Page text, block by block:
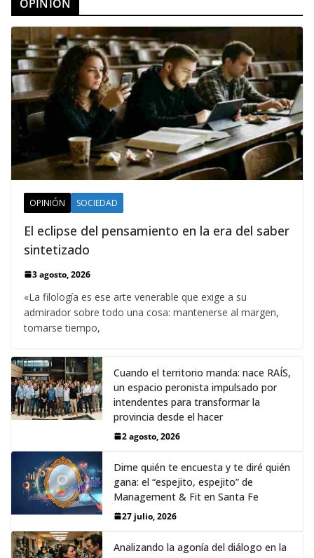
OPINION
OPINIÓN SOCIEDAD
El eclipse del pensamiento en la era del saber
sintetizado
3 agosto, 2026
«La filología es ese arte venerable que exige a su
admirador sobre todo una cosa: mantenerse al margen,
tomarse tiempo,
Cuando el territorio manda: nace RAÍS,
un espacio peronista impulsado por
intendentes para transformar la
provincia desde el hacer
2 agosto, 2026
Dime quién te encuesta y te diré quién
gana: el “espejito, espejito” de
Management & Fit en Santa Fe
27 julio, 2026
Analizando la agonía del diálogo en la